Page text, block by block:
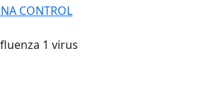
CONTROL
1 virus